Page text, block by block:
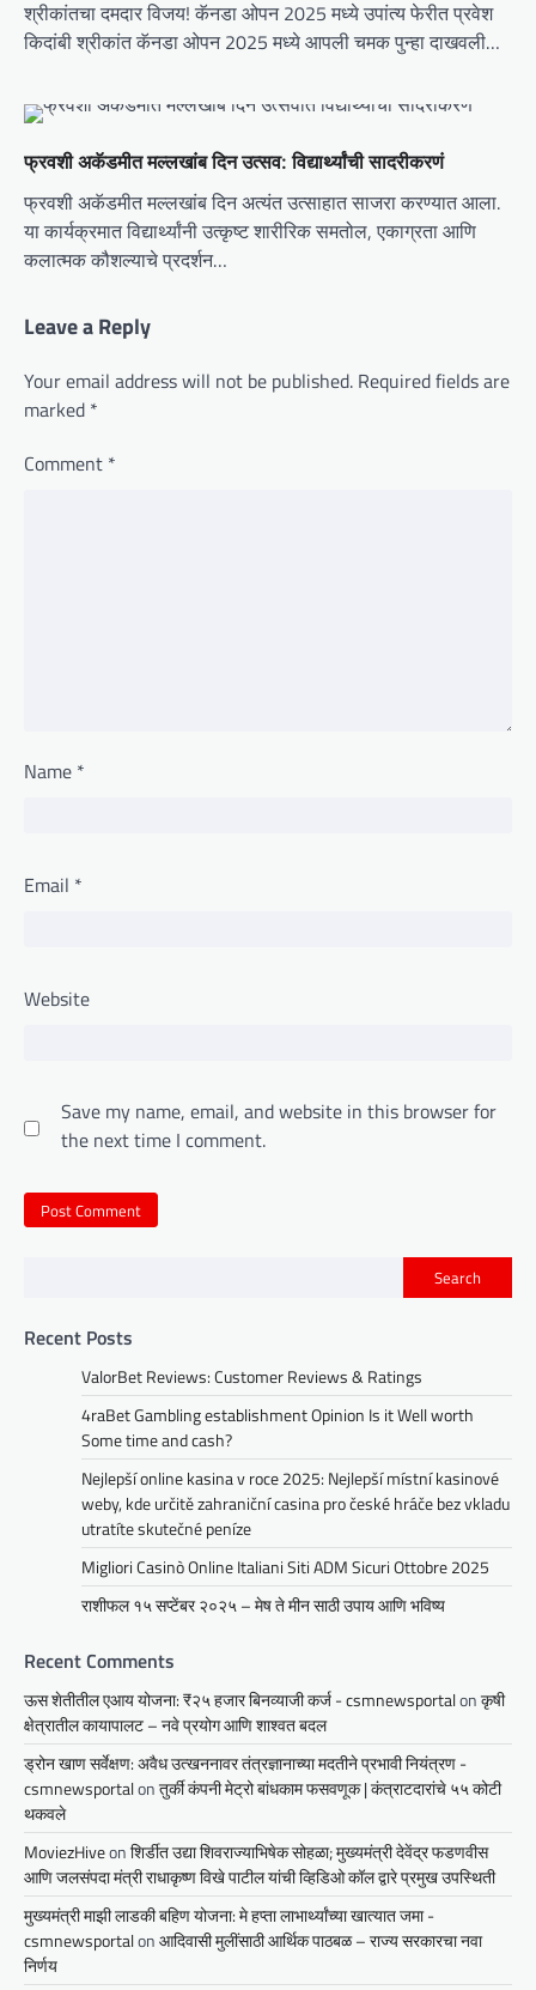
श्रीकांतचा दमदार विजय! कॅनडा ओपन 2025 मध्ये उपांत्य फेरीत प्रवेश
किदांबी श्रीकांत कॅनडा ओपन 2025 मध्ये आपली चमक पुन्हा दाखवली…
फ्रवशी अकॅडमीत मल्लखांब दिन उत्सव: विद्यार्थ्यांची सादरीकरणं
फ्रवशी अकॅडमीत मल्लखांब दिन अत्यंत उत्साहात साजरा करण्यात आला.
या कार्यक्रमात विद्यार्थ्यांनी उत्कृष्ट शारीरिक समतोल, एकाग्रता आणि
कलात्मक कौशल्याचे प्रदर्शन…
Leave a Reply
Your email address will not be published. Required fields are
marked *
Comment *
Name *
Email *
Website
Save my name, email, and website in this browser for
the next time I comment.
Search
Recent Posts
ValorBet Reviews: Customer Reviews & Ratings
4raBet Gambling establishment Opinion Is it Well worth
Some time and cash?
Nejlepší online kasina v roce 2025: Nejlepší místní kasinové
weby, kde určitě zahraniční casina pro české hráče bez vkladu
utratíte skutečné peníze
Migliori Casinò Online Italiani Siti ADM Sicuri Ottobre 2025
राशीफल १५ सप्टेंबर २०२५ – मेष ते मीन साठी उपाय आणि भविष्य
Recent Comments
ऊस शेतीतील एआय योजना: ₹२५ हजार बिनव्याजी कर्ज - csmnewsportalonकृषी
क्षेत्रातील कायापालट – नवे प्रयोग आणि शाश्वत बदल
ड्रोन खाण सर्वेक्षण: अवैध उत्खननावर तंत्रज्ञानाच्या मदतीने प्रभावी नियंत्रण -
csmnewsportalonतुर्की कंपनी मेट्रो बांधकाम फसवणूक | कंत्राटदारांचे ५५ कोटी
थकवले
MoviezHiveonशिर्डीत उद्या शिवराज्याभिषेक सोहळा; मुख्यमंत्री देवेंद्र फडणवीस
आणि जलसंपदा मंत्री राधाकृष्ण विखे पाटील यांची व्हिडिओ कॉल द्वारे प्रमुख उपस्थिती
मुख्यमंत्री माझी लाडकी बहिण योजना: मे हप्ता लाभार्थ्यांच्या खात्यात जमा -
csmnewsportalonआदिवासी मुलींसाठी आर्थिक पाठबळ – राज्य सरकारचा नवा
निर्णय